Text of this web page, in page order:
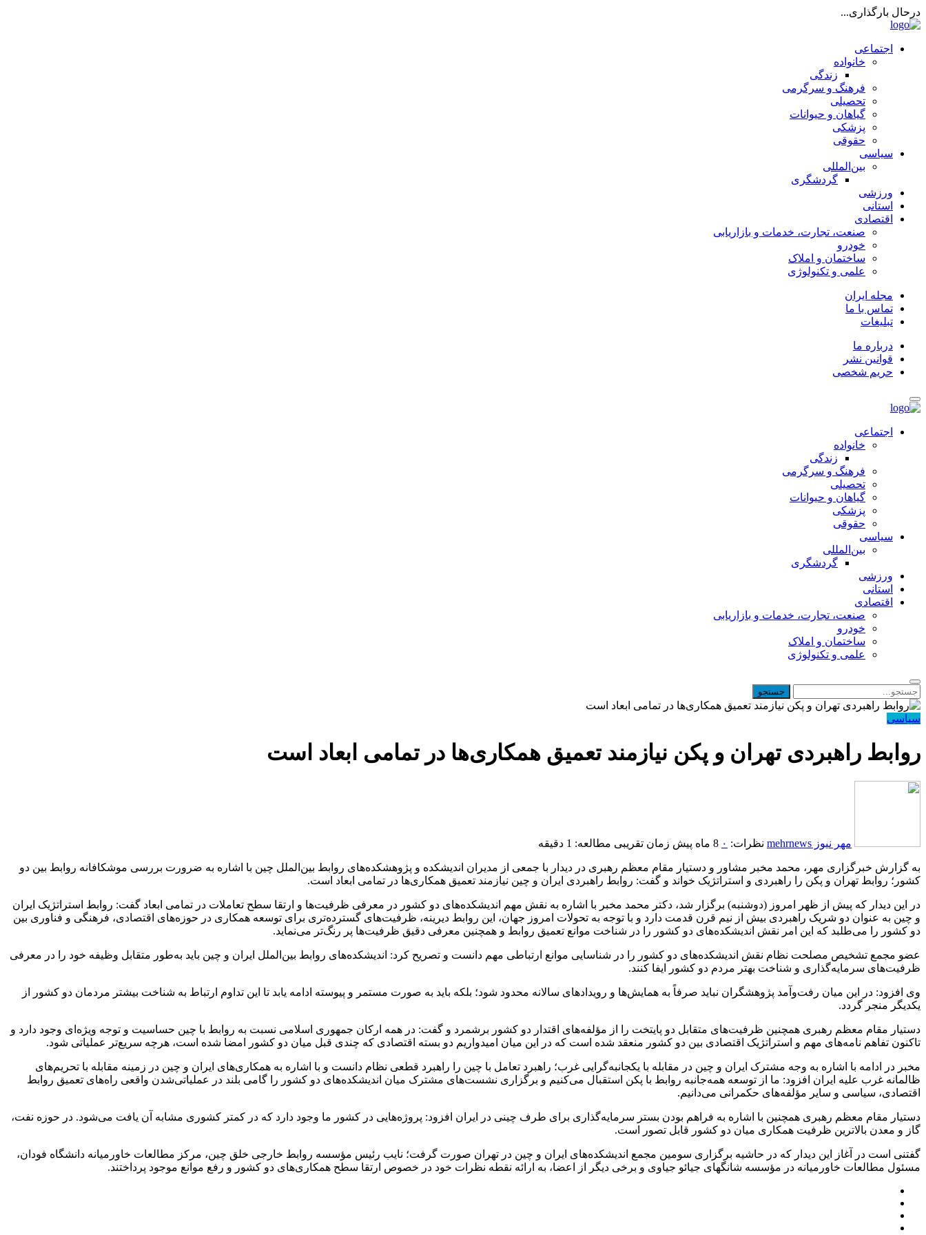
درحال بارگذاری...
اجتماعی
خانواده
زندگی
فرهنگ و سرگرمی
تحصیلی
گیاهان و حیوانات
پزشکی
حقوقی
سیاسی
بین‌المللی
گردشگری
ورزشی
استانی
اقتصادی
صنعت، تجارت، خدمات و بازاریابی
خودرو
ساختمان و املاک
علمی و تکنولوژی
مجله ایران
تماس با ما
تبلیغات
درباره ما
قوانین نشر
حریم شخصی
اجتماعی
خانواده
زندگی
فرهنگ و سرگرمی
تحصیلی
گیاهان و حیوانات
پزشکی
حقوقی
سیاسی
بین‌المللی
گردشگری
ورزشی
استانی
اقتصادی
صنعت، تجارت، خدمات و بازاریابی
خودرو
ساختمان و املاک
علمی و تکنولوژی
سیاسی
روابط راهبردی تهران و پکن نیازمند تعمیق همکاری‌ها در تمامی ابعاد است
مهر نیوز mehrnews نظرات: ۰ 8 ماه پیش زمان تقریبی مطالعه: 1 دقیقه
به گزارش خبرگزاری مهر، محمد مخبر مشاور و دستیار مقام معظم رهبری در دیدار با جمعی از مدیران اندیشکده و پژوهشکده‌های روابط بین‌الملل چین با اشاره به ضرورت بررسی موشکافانه روابط بین دو
کشور؛ روابط تهران و پکن را راهبردی و استراتژیک خواند و گفت: روابط راهبردی ایران و چین نیازمند تعمیق همکاری‌ها در تمامی ابعاد است.
در این دیدار که پیش از ظهر امروز (دوشنبه) برگزار شد، دکتر محمد مخبر با اشاره به نقش مهم اندیشکده‌های دو کشور در معرفی ظرفیت‌ها و ارتقا سطح تعاملات در تمامی ابعاد گفت: روابط استراتژیک ایران
و چین به عنوان دو شریک راهبردی بیش از نیم قرن قدمت دارد و با توجه به تحولات امروز جهان، این روابط دیرینه، ظرفیت‌های گسترده‌تری برای توسعه همکاری در حوزه‌های اقتصادی، فرهنگی و فناوری بین
دو کشور را می‌طلبد که این امر نقش اندیشکده‌های دو کشور را در شناخت موانع تعمیق روابط و همچنین معرفی دقیق ظرفیت‌ها پر رنگ‌تر می‌نماید.
عضو مجمع تشخیص مصلحت نظام نقش اندیشکده‌های دو کشور را در شناسایی موانع ارتباطی مهم دانست و تصریح کرد: اندیشکده‌های روابط بین‌الملل ایران و چین باید به‌طور متقابل وظیفه خود را در معرفی
ظرفیت‌های سرمایه‌گذاری و شناخت بهتر مردم دو کشور ایفا کنند.
وی افزود: در این میان رفت‌وآمد پژوهشگران نباید صرفاً به همایش‌ها و رویدادهای سالانه محدود شود؛ بلکه باید به صورت مستمر و پیوسته ادامه یابد تا این تداوم ارتباط به شناخت بیشتر مردمان دو کشور از
یکدیگر منجر گردد.
دستیار مقام معظم رهبری همچنین ظرفیت‌های متقابل دو پایتخت را از مؤلفه‌های اقتدار دو کشور برشمرد و گفت: در همه ارکان جمهوری اسلامی نسبت به روابط با چین حساسیت و توجه ویژه‌ای وجود دارد و
تاکنون تفاهم نامه‌های مهم و استراتژیک اقتصادی بین دو کشور منعقد شده است که در این میان امیدواریم دو بسته اقتصادی که چندی قبل میان دو کشور امضا شده است، هرچه سریع‌تر عملیاتی شود.
مخبر در ادامه با اشاره به وجه مشترک ایران و چین در مقابله با یکجانبه‌گرایی غرب؛ راهبرد تعامل با چین را راهبرد قطعی نظام دانست و با اشاره به همکاری‌های ایران و چین در زمینه مقابله با تحریم‌های
ظالمانه غرب علیه ایران افزود: ما از توسعه همه‌جانبه روابط با پکن استقبال می‌کنیم و برگزاری نشست‌های مشترک میان اندیشکده‌های دو کشور را گامی بلند در عملیاتی‌شدن واقعی راه‌های تعمیق روابط
اقتصادی، سیاسی و سایر مؤلفه‌های حکمرانی می‌دانیم.
دستیار مقام معظم رهبری همچنین با اشاره به فراهم بودن بستر سرمایه‌گذاری برای طرف چینی در ایران افزود: پروژه‌هایی در کشور ما وجود دارد که در کمتر کشوری مشابه آن یافت می‌شود. در حوزه نفت،
گاز و معدن بالاترین ظرفیت همکاری میان دو کشور قابل تصور است.
گفتنی است در آغاز این دیدار که در حاشیه برگزاری سومین مجمع اندیشکده‌های ایران و چین در تهران صورت گرفت؛ نایب رئیس مؤسسه روابط خارجی خلق چین، مرکز مطالعات خاورمیانه دانشگاه فودان،
مسئول مطالعات خاورمیانه در مؤسسه شانگهای جیائو جیاوی و برخی دیگر از اعضا، به ارائه نقطه نظرات خود در خصوص ارتقا سطح همکاری‌های دو کشور و رفع موانع موجود پرداختند.